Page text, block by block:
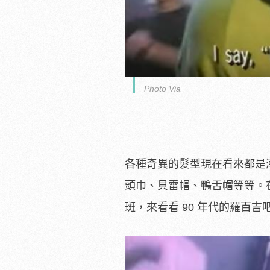
Photo Via
各種奇異的髮型現在看來都
頭巾、貝雷帽、鴨舌帽等等
斑，來看看 90 年代的羅百吉